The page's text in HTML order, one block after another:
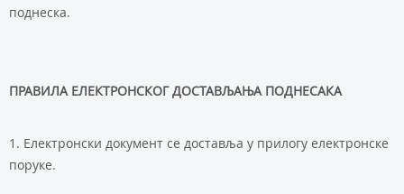
поднеска.
ПРАВИЛА ЕЛЕКТРОНСКОГ ДОСТАВЉАЊА ПОДНЕСАКА
1. Електронски документ се доставља у прилогу електронске
поруке.